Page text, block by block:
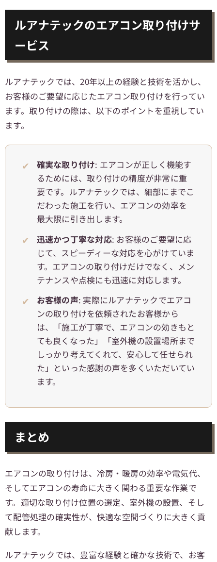
ルアナテックのエアコン取り付けサ
ービス
ルアナテックでは、20年以上の経験と技術を活かし、
お客様のご要望に応じたエアコン取り付けを行ってい
ます。取り付けの際は、以下のポイントを重視してい
ます。
確実な取り付け: エアコンが正しく機能す
るためには、取り付けの精度が非常に重
要です。ルアナテックでは、細部にまでこ
だわった施工を行い、エアコンの効率を
最大限に引き出します。
迅速かつ丁寧な対応: お客様のご要望に応
じて、スピーディーな対応を心がけていま
す。エアコンの取り付けだけでなく、メン
テナンスや点検にも迅速に対応します。
お客様の声: 実際にルアナテックでエアコ
ンの取り付けを依頼されたお客様から
は、「施工が丁寧で、エアコンの効きもと
ても良くなった」「室外機の設置場所まで
しっかり考えてくれて、安心して任せられ
た」といった感謝の声を多くいただいてい
ます。
まとめ
エアコンの取り付けは、冷房・暖房の効率や電気代、
そしてエアコンの寿命に大きく関わる重要な作業で
す。適切な取り付け位置の選定、室外機の設置、そし
て配管処理の確実性が、快適な空間づくりに大きく貢
献します。
ルアナテックでは、豊富な経験と確かな技術で、お客